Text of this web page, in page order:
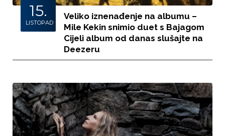
15.
LISTOPAD
Veliko iznenađenje na albumu –
Mile Kekin snimio duet s Bajagom
Cijeli album od danas slušajte na
Deezeru